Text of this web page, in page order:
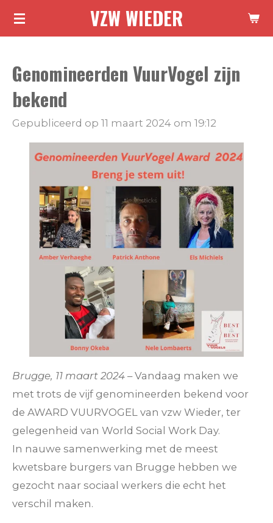
Ga
de
VZW WIEDER
Genomineerden VuurVogel zijn
bekend
Gepubliceerd op 11 maart 2024 om 19:12
Brugge, 11 maart 2024 – Vandaag maken we
met trots de vijf genomineerden bekend voor
de AWARD VUURVOGEL van vzw Wieder, ter
gelegenheid van World Social Work Day.
In nauwe samenwerking met de meest
kwetsbare burgers van Brugge hebben we
gezocht naar sociaal werkers die echt het
verschil maken.